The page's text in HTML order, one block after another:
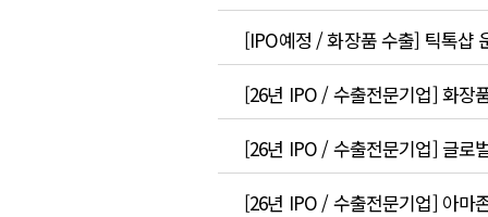
[IPO예정 / 화장품 수출] 틱톡샵
[26년 IPO / 수출전문기업] 화장
[26년 IPO / 수출전문기업] 글로
[26년 IPO / 수출전문기업] 아마